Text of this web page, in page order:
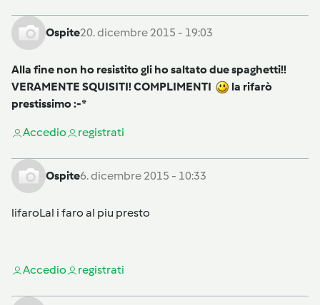
Ospite20. dicembre 2015 - 19:03
Alla fine non ho resistito gli ho saltato due spaghetti!!
VERAMENTE SQUISITI! COMPLIMENTI
la rifarò
prestissimo :-*
Accedio registrati
Ospite6. dicembre 2015 - 10:33
lifaroLal i faro al piu presto
Accedio registrati